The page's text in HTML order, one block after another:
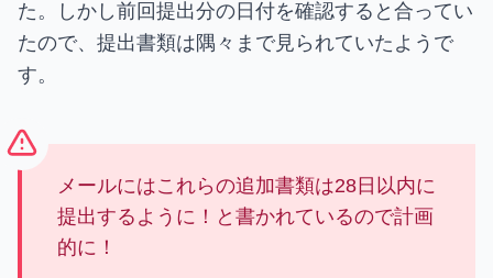
た。しかし前回提出分の日付を確認すると合ってい
たので、提出書類は隅々まで見られていたようで
す。
メールにはこれらの追加書類は28日以内に
提出するように！と書かれているので計画
的に！